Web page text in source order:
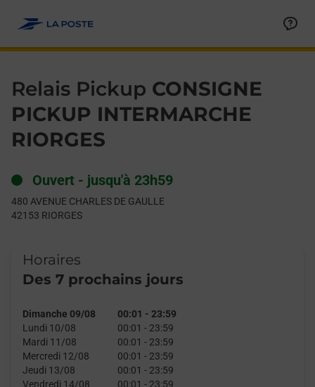
Relais Pickup CONSIGNE
PICKUP INTERMARCHE
RIORGES
Ouvert - jusqu'à 23h59
480 AVENUE CHARLES DE GAULLE
42153 RIORGES
Horaires
Des 7 prochains jours
Dimanche 09/08 00:01 - 23:59
Lundi 10/08
00:01 - 23:59
Mardi 11/08
00:01 - 23:59
Mercredi 12/08
00:01 - 23:59
Jeudi 13/08
00:01 - 23:59
Vendredi 14/08
00:01 - 23:59